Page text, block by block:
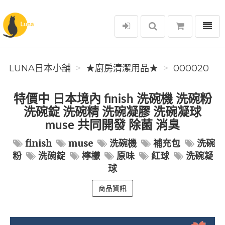
Luna日本小舖
選單
LUNA日本小舖 ★廚房清潔用品★ 000020
特價中 日本境內 finish 洗碗機 洗碗粉
洗碗錠 洗碗精 洗碗凝膠 洗碗凝球
muse 共同開發 除菌 消臭
finish muse 洗碗機 補充包
洗碗
粉
洗碗錠 檸檬 原味 紅球
洗碗凝
球
商品資訊